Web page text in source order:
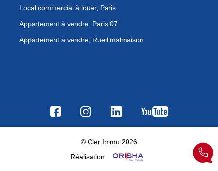
Local commercial à louer, Paris
Appartement à vendre, Paris 07
Appartement à vendre, Rueil malmaison
© Cler Immo 2026
Réalisation